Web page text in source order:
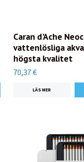
Caran d'Ache
vattenlösliga
högsta kvalitet
70,37 €
LÄS MER